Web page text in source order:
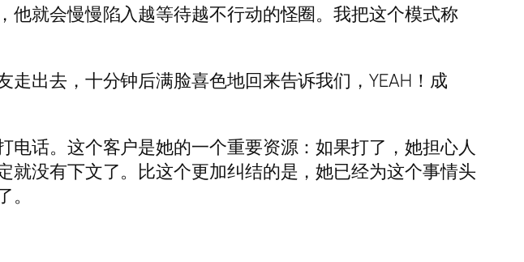
就会慢慢陷入越等待越不行动的怪圈。我把这个模式称
出去，十分钟后满脸喜色地回来告诉我们，YEAH！成
话。这个客户是她的一个重要资源：如果打了，她担心人
没有下文了。比这个更加纠结的是，她已经为这个事情头
。